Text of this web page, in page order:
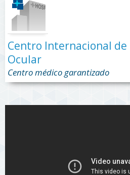
Centro Internacional
Ocular
Centro médico garantizado